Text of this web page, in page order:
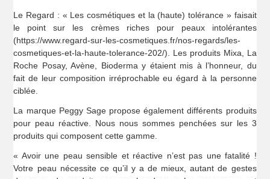
Le Regard : « Les cosmétiques et la (haute) tolérance » faisait
le point sur les crèmes riches pour peaux intolérantes
(https://www.regard-sur-les-cosmetiques.fr/nos-regards/les-
cosmetiques-et-la-haute-tolerance-202/). Les produits Mixa, La
Roche Posay, Avène, Bioderma y étaient mis à l’honneur, du
fait de leur composition irréprochable eu égard à la personne
ciblée.
La marque Peggy Sage propose également différents produits
pour peau réactive. Nous nous sommes penchées sur les 3
produits qui composent cette gamme.
« Avoir une peau sensible et réactive n’est pas une fatalité !
Votre peau nécessite ce qu’il y a de mieux, autant de gestes